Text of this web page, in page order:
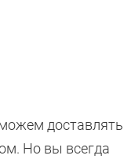
доставлять
Но вы всегда